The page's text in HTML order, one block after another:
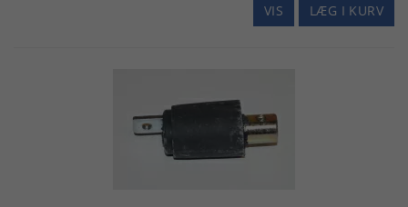
LÆG I KURV
VIS